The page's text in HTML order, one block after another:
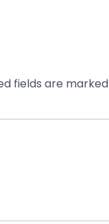
fields are marked